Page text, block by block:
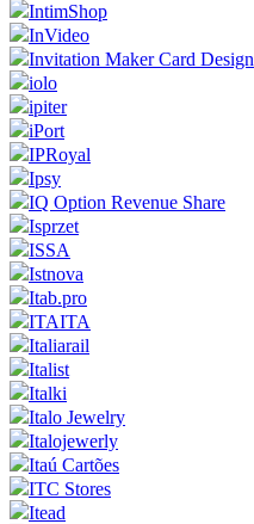
IntimShop
InVideo
Invitation Maker Card Design
iolo
ipiter
iPort
IPRoyal
Ipsy
IQ Option Revenue Share
Isprzet
ISSA
Istnova
Itab.pro
ITAITA
Italiarail
Italist
Italki
Italo Jewelry
Italojewerly
Itaú Cartões
ITC Stores
Itead